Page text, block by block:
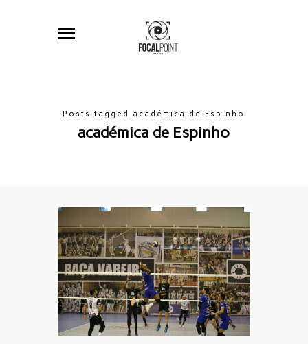
Posts tagged académica de Espinho
académica de Espinho